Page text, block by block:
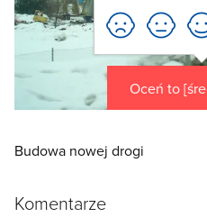
Oceń to
Budowa nowej drogi
Komentarze